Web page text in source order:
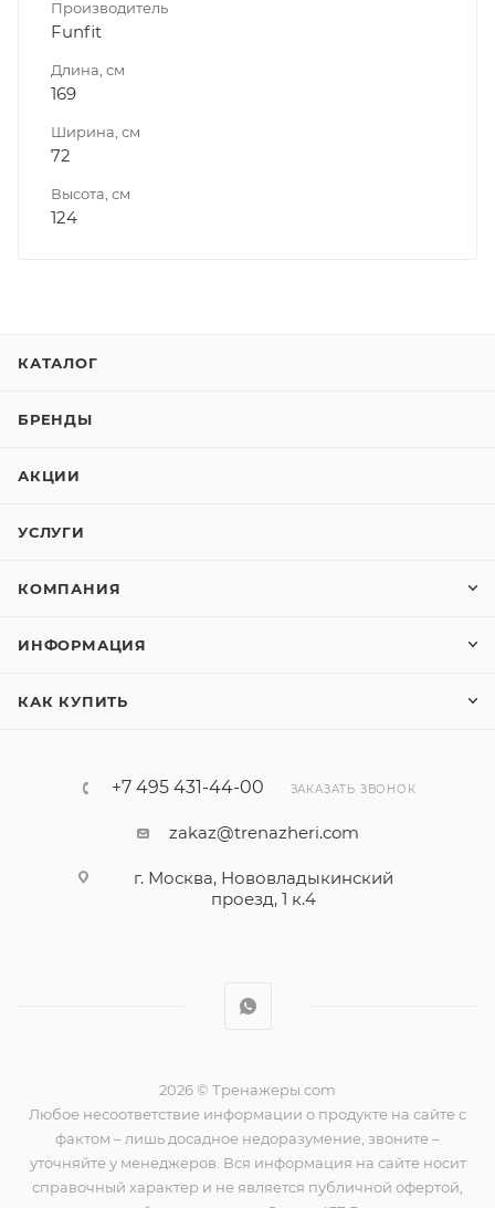
Производитель
Funfit
Длина, см
169
Ширина, см
72
Высота, см
124
КАТАЛОГ
БРЕНДЫ
АКЦИИ
УСЛУГИ
КОМПАНИЯ
ИНФОРМАЦИЯ
КАК КУПИТЬ
+7 495 431-44-00 ЗАКАЗАТЬ ЗВОНОК
zakaz@trenazheri.com
г. Москва, Нововладыкинский
проезд, 1 к.4
2026 © Тренажеры.com
Любое несоответствие информации о продукте на сайте с
фактом – лишь досадное недоразумение, звоните –
уточняйте у менеджеров. Вся информация на сайте носит
справочный характер и не является публичной офертой,